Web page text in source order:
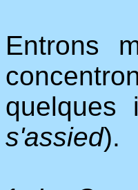
Entrons
quelques
s'assied).